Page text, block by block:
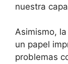
nuestra
Asimismo,
un papel
problemas